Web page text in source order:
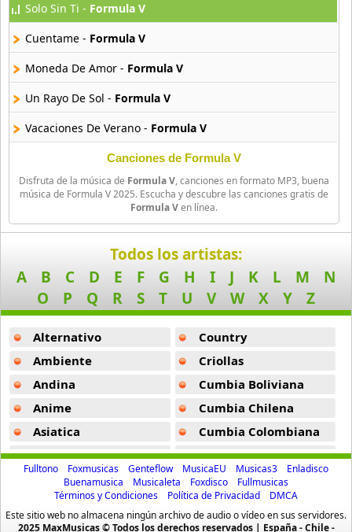
Aselin Debison
25 músicas online
Asmir Young
36 músicas online
44 músicas online
B J Thomas
18 músicas online
Bellakath
Benson Boone
16 músicas online
Beret
Big Time Rush
14 músicas online
Bikeride
61 músicas online
Billie Eilish
52 músicas online
Solo Sin Ti - Formula V
Cuentame - Formula V
Moneda De Amor - Formula V
Un Rayo De Sol - Formula V
Vacaciones De Verano - Formula V
Canciones de Formula V
Disfruta de la música de Formula V, canciones en formato MP3, buena
música de Formula V 2025. Escucha y descubre las canciones gratis de
Formula Ven línea.
Todos los artistas:
A
B C D E F G H I J K L M
N
O
P Q R S T U V W X Y Z
Alternativo
Ambiente
Andina
Anime
Asiatica
Atevip
Bachatas
Baladas
Baladas De Oro
Country
Criollas
Cumbia Boliviana
Cumbia Chilena
Cumbia Colombiana
Cumbia Ecuatoriana
Cumbia Mexicana
Cumbia Pop
Cumbia Surena
Fulltono Foxmusicas Genteflow MusicaEU Musicas3
Enladisco
Buenamusica
Musicaleta Foxdisco
Fullmusicas
Términos y Condiciones
Política de Privacidad
DMCA
Este sitio web no almacena ningún archivo de audio o vídeo en sus servidores.
2025 MaxMusicas © Todos los derechos reservados | España - Chile -